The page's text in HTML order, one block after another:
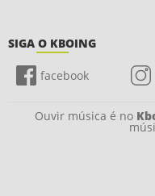
SIGA O KBOING
facebook
Ouvir música é no